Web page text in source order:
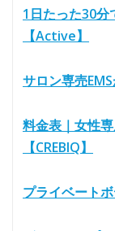
1日たった30分
【Active】
サロン専売
料金表｜女性
【CREBIQ】
プライベート